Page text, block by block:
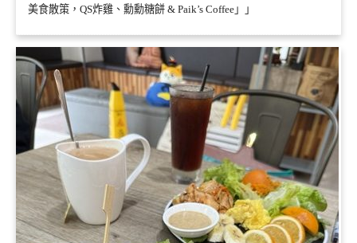
美食散策，QS炸雞、勳勳糖餅 & Paik’s Coffee」」